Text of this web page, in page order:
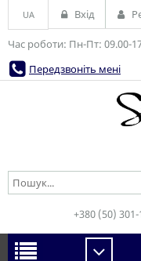
Час роботи: Пн-Пт: 09.00-
Передзвоніть мені
UA Вхід
+380 (50)